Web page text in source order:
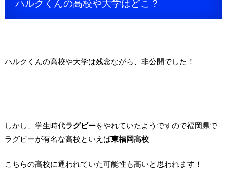
ハルクくんの高校や大学はどこ？
ハルクくんの高校や大学は残念ながら、非公開でした！
しかし、学生時代ラグビーをやれていたようですので福岡県で
ラグビーが有名な高校といえば東福岡高校
こちらの高校に通われていた可能性も高いと思われます！